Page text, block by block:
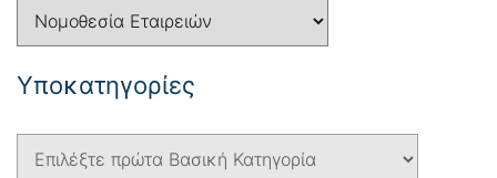
Yποκατηγορίες